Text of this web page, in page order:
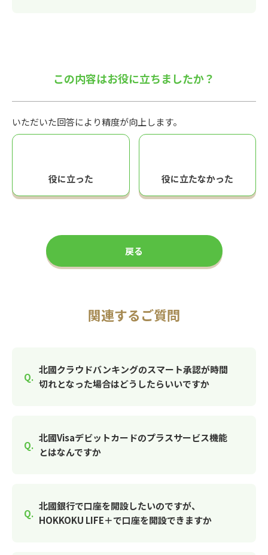
この内容はお役に立ちましたか？
いただいた回答により精度が向上します。
役に立った 役に立たなかった
戻る
関連するご質問
北國クラウドバンキングのスマート承認が時間
切れとなった場合はどうしたらいいですか
北國Visaデビットカードのプラスサービス機能
とはなんですか
北國銀行で口座を開設したいのですが、
HOKKOKU LIFE＋で口座を開設できますか